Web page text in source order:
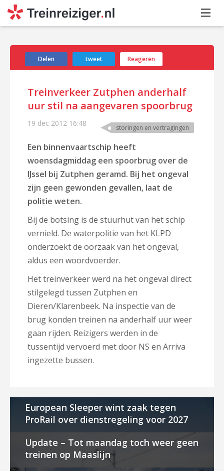
Delen tweet Reageren
Treinverkeer Zutphen anderhalf
uur stil na aangevaren spoorbrug
19 dec 2012 16:48 storingen en vertragingen
Een binnenvaartschip heeft
woensdagmiddag een spoorbrug over de
IJssel bij Zutphen geramd. Bij het ongeval
zijn geen gewonden gevallen, laat de
politie weten.
Bij de botsing is de stuurhut van het schip
vernield. De waterpolitie van het KLPD
onderzoekt de oorzaak van het ongeval,
aldus een woordvoerder.
Het treinverkeer werd na het ongeval direct
stilgelegd tussen Zutphen en
Dieren/Klarenbeek. Na inspectie van de
brug konden treinen na anderhalf uur weer
gaan rijden. Reizigers werden in de
tussentijd vervoerd met door NS en Arriva
ingezette bussen.
European Sleeper wint zaak tegen
ProRail over dienstregeling voor 2027
Update – Tot maandag toch weer geen
treinen op Maaslijn